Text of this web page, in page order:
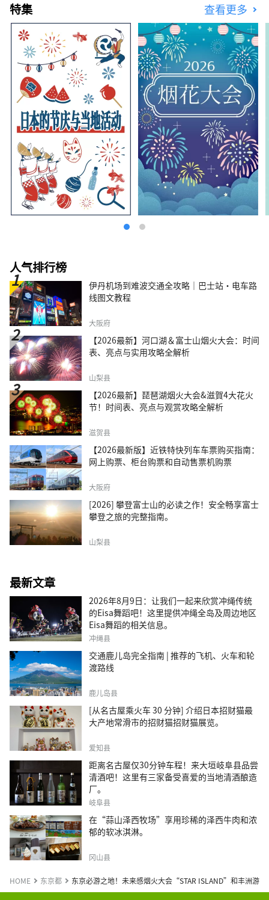
个蛋糕）、烘焙食品（如黄油玛德琳蛋糕和饼
干）、面包（如每天早上在店内烘焙的法式长棍
面包和羊角面包）以及装饰我们展示柜的巧克力
和果酱。 未来，我们计划扩大产品阵容，包括
可以用作小礼物或在家放松的物品。 我们珍视
法国传统的同时，也不断挑战新的口味，希望能
够长久地成为深受顾客喜爱的糕点店。
特集 查看更多
人气排行榜
伊丹机场到难波交通全攻略｜巴士站・电车路
线图文教程
大阪府
【2026最新】河口湖＆富士山烟火大会：时间
表、亮点与实用攻略全解析
山梨县
【2026最新】琵琶湖烟火大会&滋賀4大花火
节！时间表、亮点与观赏攻略全解析
滋贺县
【2026最新版】近铁特快列车车票购买指南：
网上购票、柜台购票和自动售票机购票
大阪府
[2026] 攀登富士山的必读之作！安全畅享富士
攀登之旅的完整指南。
山梨县
最新文章
2026年8月9日：让我们一起来欣赏冲绳传统
的Eisa舞蹈吧！这里提供冲绳全岛及周边地区
Eisa舞蹈的相关信息。
冲绳县
交通鹿儿岛完全指南 | 推荐的飞机、火车和轮
渡路线
鹿儿岛县
[从名古屋乘火车 30 分钟] 介绍日本招财猫最
大产地常滑市的招财猫招财猫展览。
爱知县
距离名古屋仅30分钟车程！来大垣岐阜县品尝
清酒吧！这里有三家备受喜爱的当地清酒酿造
厂。
岐阜县
在“蒜山泽西牧场”享用珍稀的泽西牛肉和浓
郁的软冰淇淋。
冈山县
HOME 东京都 东京必游之地！未来感烟火大会“STAR ISLAND”和丰洲游玩